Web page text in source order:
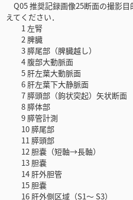
Q05 推奨記録画像25断面の撮影
えてください．
1 左腎
2 脾臓
3 膵尾部（脾臓越し）
4 腹部大動脈面
5 肝左葉大動脈面
6 肝左葉下大静脈面
7 膵頭部（鉤状突起）矢状断面
8 膵体部
9 膵管計測
10 膵尾部
11 膵頭部
12 胆嚢（短軸→長軸）
13 胆嚢
14 肝外胆管
15 胆嚢
16 肝外側区域（S1～ S3）